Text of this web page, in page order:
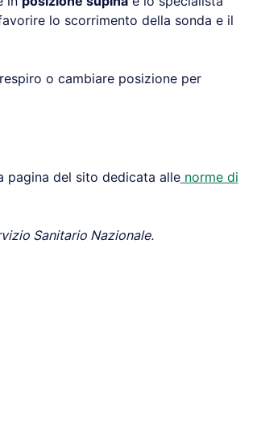
lo scorrimento della sonda e il
o cambiare posizione per
pagina del sito dedicata allenorme di
Sanitario Nazionale.